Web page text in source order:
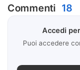
Commenti 18
Accedi
Puoi accedere